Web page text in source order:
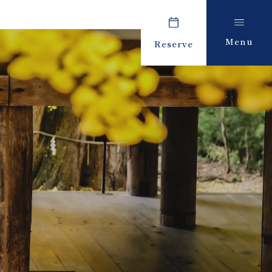
Reserve Menu